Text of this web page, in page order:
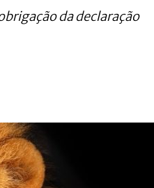
da declaração